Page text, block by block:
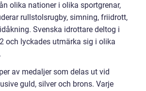
olika nationer i olika sportgrenar,
rullstolsrugby, simning, friidrott,
Svenska idrottare deltog i
och lyckades utmärka sig i olika
av medaljer som delas ut vid
guld, silver och brons. Varje